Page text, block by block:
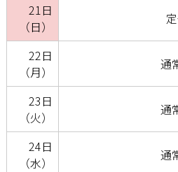
21日
（日）
22日
（月）
通
23日
（火）
通
24日
（水）
通